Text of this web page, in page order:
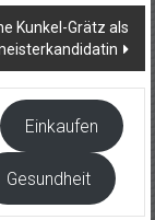
Kunkel-Grätz als
Einkaufen
Gesundheit